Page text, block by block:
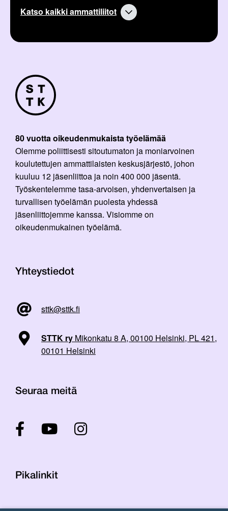
Katso kaikki ammattiliitot
80 vuotta oikeudenmukaista työelämää
Olemme poliittisesti sitoutumaton ja moniarvoinen
koulutettujen ammattilaisten keskusjärjestö, johon
kuuluu 12 jäsenliittoa ja noin 400 000 jäsentä.
Työskentelemme tasa-arvoisen, yhdenvertaisen ja
turvallisen työelämän puolesta yhdessä
jäsenliittojemme kanssa. Visiomme on
oikeudenmukainen työelämä.
Yhteystiedot
sttk@sttk.fi
STTK ry Mikonkatu 8 A, 00100 Helsinki, PL 421,
00101 Helsinki
Seuraa meitä
Pikalinkit